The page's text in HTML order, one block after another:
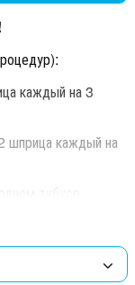
каждый на 3
шприца каждый на
– новая
от
увядания,
и капилляропатий.